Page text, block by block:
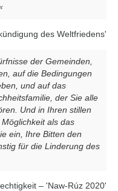
des Weltfriedens'
der Gemeinden,
auf die Bedingungen
und auf das
der Sie alle
Und in Ihren stillen
als das
ein, Ihre Bitten den
für die Linderung des
– 'Naw-Rúz 2020'